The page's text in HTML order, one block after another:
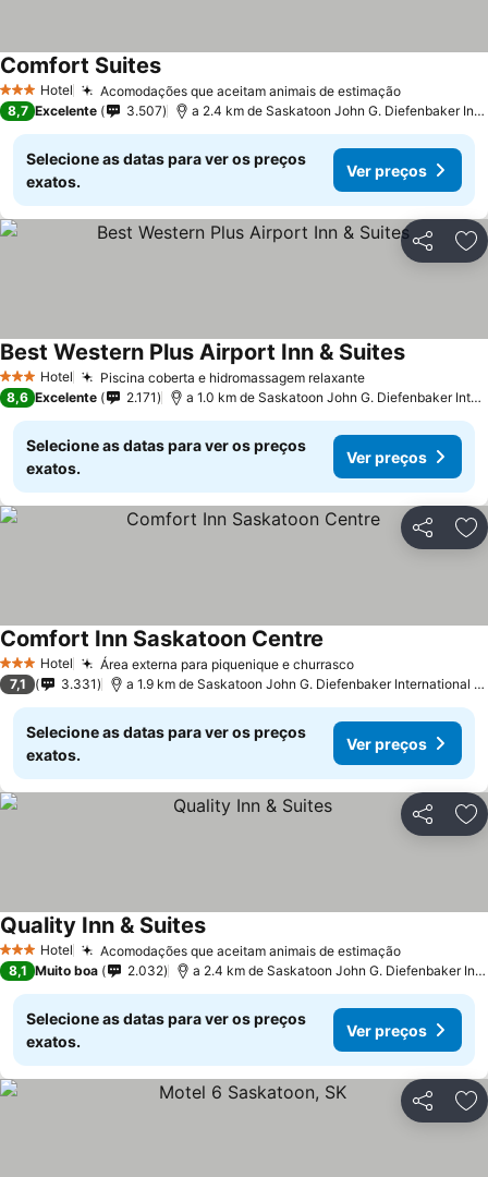
3 EstrelasHotel Acomodações que aceitam animais de estimação
Comfort Suites
8,7 Excelente 3.507 a 2.4 km de Saskatoon John G. Diefenbaker International Airport
Selecione as datas para ver os preços
exatos.
Ver preços
Partilhar
3 EstrelasHotel Piscina coberta e hidromassagem relaxante
Best Western Plus Airport Inn & Suites
8,6 Excelente 2.171 a 1.0 km de Saskatoon John G. Diefenbaker International Airport
Selecione as datas para ver os preços
exatos.
Ver preços
Partilhar
3 EstrelasHotel Área externa para piquenique e churrasco
Comfort Inn Saskatoon Centre
7,1 3.331 a 1.9 km de Saskatoon John G. Diefenbaker International Airport
Selecione as datas para ver os preços
exatos.
Ver preços
Partilhar
3 EstrelasHotel Acomodações que aceitam animais de estimação
Quality Inn & Suites
8,1 Muito boa 2.032 a 2.4 km de Saskatoon John G. Diefenbaker International Airport
Selecione as datas para ver os preços
exatos.
Ver preços
Partilhar